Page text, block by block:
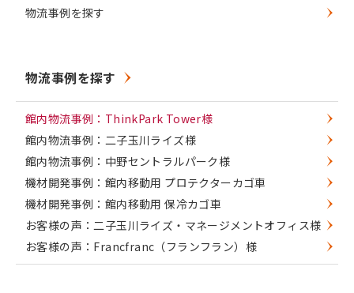
物流事例を探す
物流事例を探す
館内物流事例：ThinkPark Tower様
館内物流事例：二子玉川ライズ様
館内物流事例：中野セントラルパーク様
機材開発事例：館内移動用 プロテクターカゴ車
機材開発事例：館内移動用 保冷カゴ車
お客様の声：二子玉川ライズ・マネージメントオフィス様
お客様の声：Francfranc（フランフラン）様